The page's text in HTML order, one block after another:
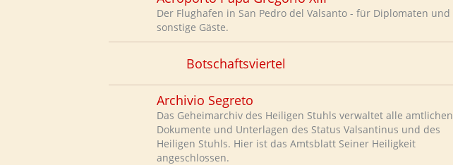
Der Flughafen in San Pedro del Valsanto - für Diplomaten und
sonstige Gäste.
Botschaftsviertel
Archivio Segreto
Das Geheimarchiv des Heiligen Stuhls verwaltet alle amtlichen
Dokumente und Unterlagen des Status Valsantinus und des
Heiligen Stuhls. Hier ist das Amtsblatt Seiner Heiligkeit
angeschlossen.